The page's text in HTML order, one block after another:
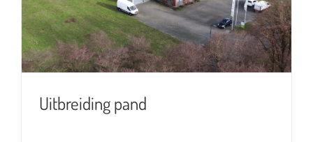
Uitbreiding pand